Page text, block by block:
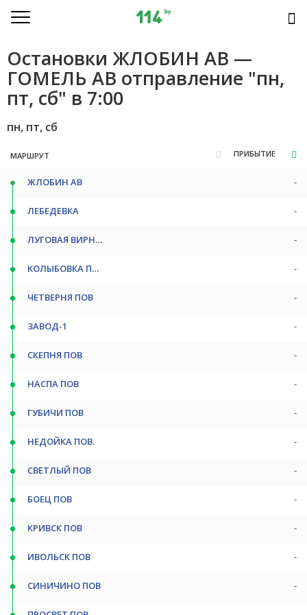
Остановки ЖЛОБИН АВ —
ГОМЕЛЬ АВ отправление "пн,
пт, сб" в 7:00
пн, пт, сб
МАРШРУТ ПРИБЫТИЕ
ЖЛОБИН АВ -
ЛЕБЕДЕВКА -
ЛУГОВАЯ ВИРНЯ ПОВ -
КОЛЫБОВКА ПОВ -
ЧЕТВЕРНЯ ПОВ -
ЗАВОД-1 -
СКЕПНЯ ПОВ -
НАСПА ПОВ -
ГУБИЧИ ПОВ -
НЕДОЙКА ПОВ. -
СВЕТЛЫЙ ПОВ -
БОЕЦ ПОВ -
КРИВСК ПОВ -
ИВОЛЬСК ПОВ -
СИНИЧИНО ПОВ -